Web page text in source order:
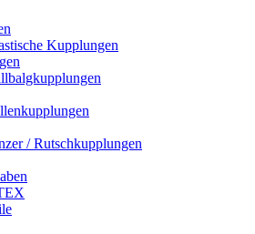
Kupplungen
/ Rutschkupplungen